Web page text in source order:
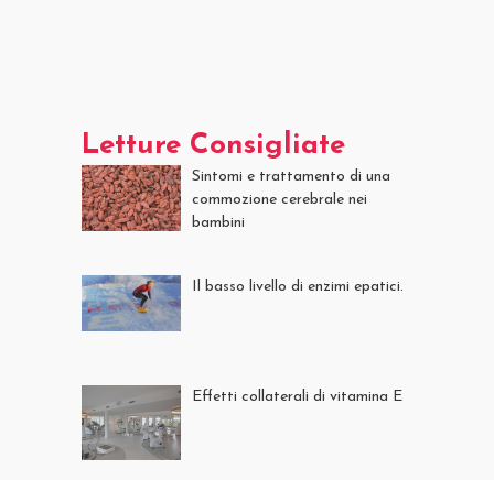
Letture Consigliate
Sintomi e trattamento di una
commozione cerebrale nei
bambini
Il basso livello di enzimi epatici.
Effetti collaterali di vitamina E